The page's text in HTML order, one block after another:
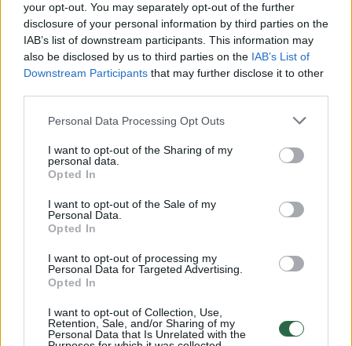
your opt-out. You may separately opt-out of the further
disclosure of your personal information by third parties on the
IAB’s list of downstream participants. This information may
also be disclosed by us to third parties on the IAB’s List of
Downstream Participants that may further disclose it to other
Personal Data Processing Opt Outs
I want to opt-out of the Sharing of my
personal data.
Opted In
I want to opt-out of the Sale of my
Personal Data.
Opted In
I want to opt-out of processing my
Personal Data for Targeted Advertising.
Opted In
I want to opt-out of Collection, Use,
Retention, Sale, and/or Sharing of my
Personal Data that Is Unrelated with the
Būstas Pasidaryk pats
Agurkų užuomazgos gelsta ir
krinta: daugelis nežino, kad viską
gali išgelbėti vienas žiedas
2026 m. rugpjūčio 6 d. 09:35